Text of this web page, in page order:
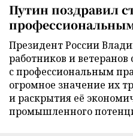
Путин поздравил
Президент России
работников и
с профессиональным
огромное значение их
и раскрытия её
промышленного